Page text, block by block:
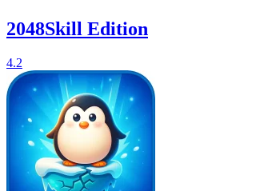
2048Skill Edition
4.2